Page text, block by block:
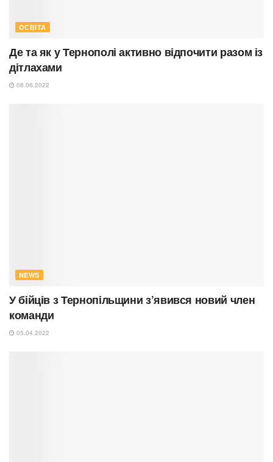
ОСВІТА
Де та як у Тернополі активно відпочити разом із
дітлахами
08.06.2022
NEWS
У бійців з Тернопільщини з’явився новий член
команди
05.04.2022